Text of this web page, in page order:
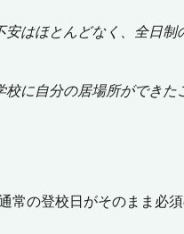
はほとんどなく、全日制
に自分の居場所ができた
の登校日がそのまま必